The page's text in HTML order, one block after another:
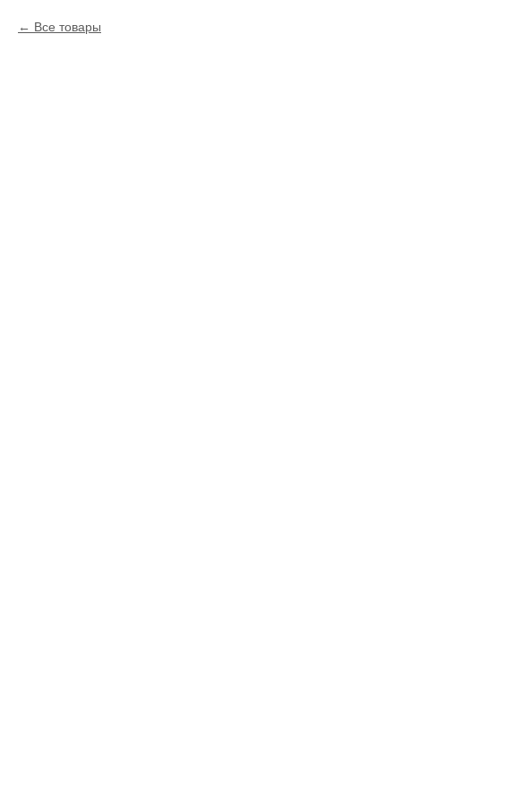
Все товары